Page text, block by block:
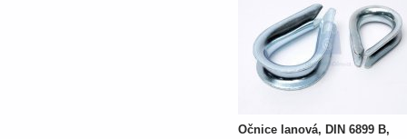
Očnice lanová, DIN 6899 B,